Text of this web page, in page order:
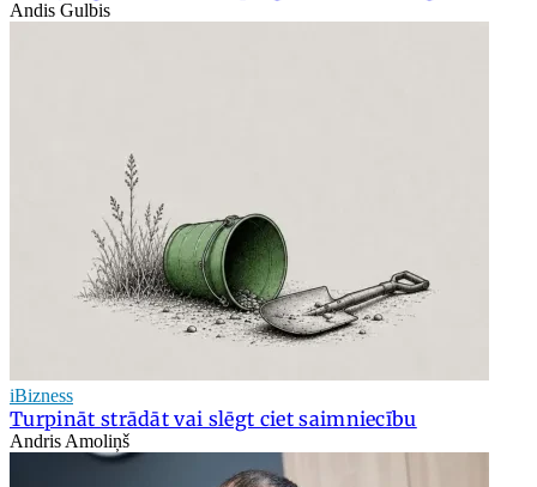
Andis Gulbis
iBizness
Turpināt strādāt vai slēgt ciet saimniecību
Andris Amoliņš